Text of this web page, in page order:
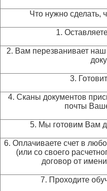
Что нужно сделать,
1.
2. Вам перезванивает
3.
4. Сканы документов
почты
5. Мы готовим Вам
6. Оплачиваете счет в
(или со своего
договор от
7. Проходите